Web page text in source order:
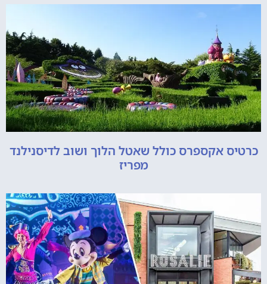
כרטיס אקספרס כולל שאטל הלוך ושוב לדיסנילנד
מפריז